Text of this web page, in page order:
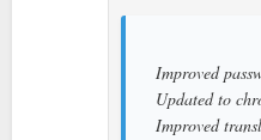
Improved
Updated to
Improved